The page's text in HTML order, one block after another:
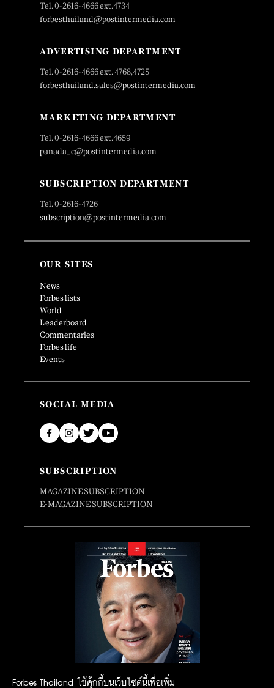
Forbes Thailand ใช้คุ้กกี้บนเว็บไซต์นี้เพื่อเพิ่ม
Tel. 0-2616-4666 ext.4734
forbesthailand@postintermedia.com
ADVERTISING DEPARTMENT
Tel. 0-2616-4666 ext. 4768,4725
forbesthailand.sales@postintermedia.com
MARKETING DEPARTMENT
Tel. 0-2616-4666 ext.4659
panada_c@postintermedia.com
SUBSCRIPTION DEPARTMENT
Tel. 0-2616-4726
subscription@postintermedia.com
OUR SITES
News
Forbes lists
World
Leaderboard
Commentaries
Forbes life
Events
SOCIAL MEDIA
SUBSCRIPTION
MAGAZINE SUBSCRIPTION
E-MAGAZINE SUBSCRIPTION